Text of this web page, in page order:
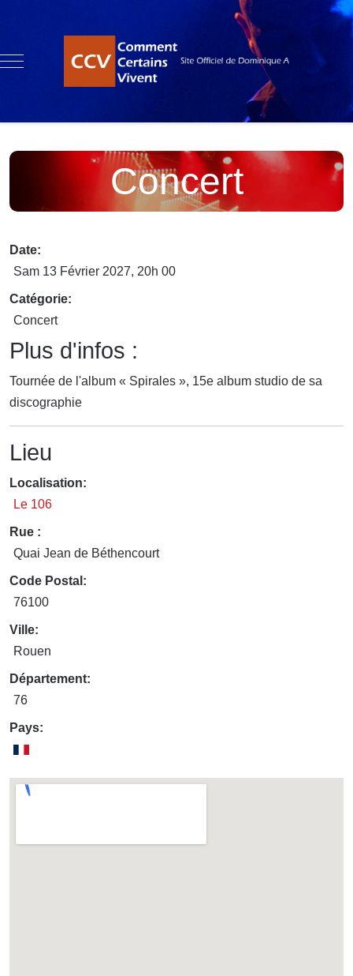
Mobile Menu Toggle
Concert
Date:
Sam 13 Février 2027, 20h 00
Catégorie:
Concert
Plus d'infos :
Tournée de l'album « Spirales », 15e album studio de sa
discographie
Lieu
Localisation:
Le 106
Rue :
Quai Jean de Béthencourt
Code Postal:
76100
Ville:
Rouen
Département:
76
Pays: